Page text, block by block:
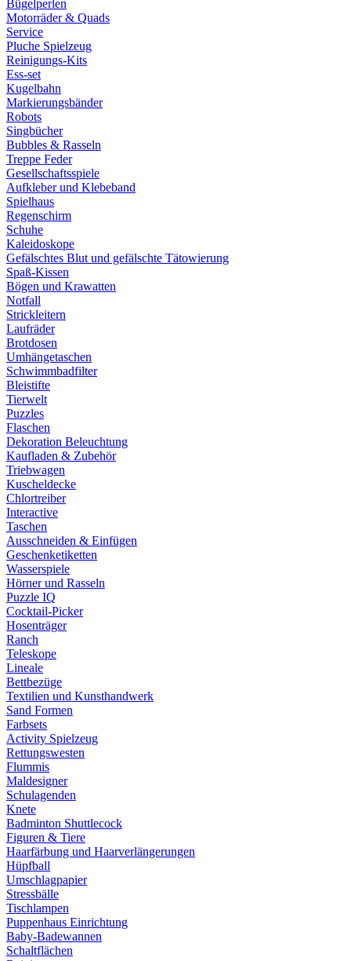
Bügelperlen
Motorräder & Quads
Service
Pluche Spielzeug
Reinigungs-Kits
Ess-set
Kugelbahn
Markierungsbänder
Robots
Singbücher
Bubbles & Rasseln
Treppe Feder
Gesellschaftsspiele
Aufkleber und Klebeband
Spielhaus
Regenschirm
Schuhe
Kaleidoskope
Gefälschtes Blut und gefälschte Tätowierung
Spaß-Kissen
Bögen und Krawatten
Notfall
Strickleitern
Laufräder
Brotdosen
Umhängetaschen
Schwimmbadfilter
Bleistifte
Tierwelt
Puzzles
Flaschen
Dekoration Beleuchtung
Kaufladen & Zubehör
Triebwagen
Kuscheldecke
Chlortreiber
Interactive
Taschen
Ausschneiden & Einfügen
Geschenketiketten
Wasserspiele
Hörner und Rasseln
Puzzle IQ
Cocktail-Picker
Hosenträger
Ranch
Teleskope
Lineale
Bettbezüge
Textilien und Kunsthandwerk
Sand Formen
Farbsets
Activity Spielzeug
Rettungswesten
Flummis
Maldesigner
Schulagenden
Knete
Badminton Shuttlecock
Figuren & Tiere
Haarfärbung und Haarverlängerungen
Hüpfball
Umschlagpapier
Stressbälle
Tischlampen
Puppenhaus Einrichtung
Baby-Badewannen
Schaltflächen